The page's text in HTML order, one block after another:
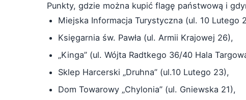
Punkty, gdzie można kupić flagę państwową i
Miejska Informacja Turystyczna (ul. 10 Lutego
Księgarnia św. Pawła (ul. Armii Krajowej 26),
„Kinga” (ul. Wójta Radtkego 36/40 Hala
Sklep Harcerski „Druhna” (ul.10 Lutego 23),
Dom Towarowy „Chylonia” (ul. Gniewska 21),